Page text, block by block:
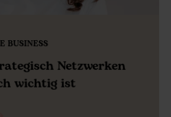
BUSINESS
Netzwerken
wichtig ist